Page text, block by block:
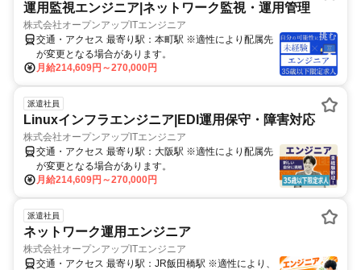
運用監視エンジニア|ネットワーク監視・運用管理
株式会社オープンアップITエンジニア
月給214,609円～270,000円
交通・アクセス 最寄り駅：本町駅 ※適性により配属先
が変更となる場合があります。
派遣社員
Linuxインフラエンジニア|EDI運用保守・障害対応
株式会社オープンアップITエンジニア
月給214,609円～270,000円
交通・アクセス 最寄り駅：大阪駅 ※適性により配属先
が変更となる場合があります。
派遣社員
ネットワーク運用エンジニア
株式会社オープンアップITエンジニア
交通・アクセス 最寄り駅：JR飯田橋駅 ※適性により、